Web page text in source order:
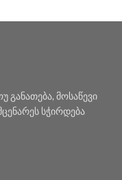
განათება, მოსაწევი
სჭირდება